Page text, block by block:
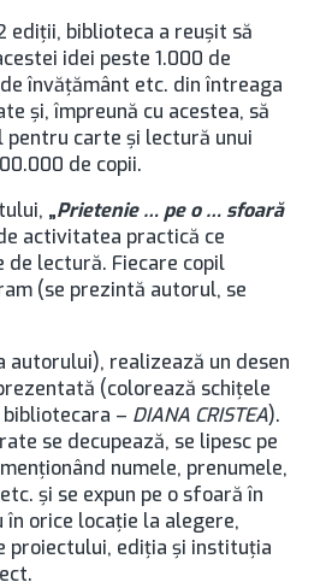
ediții, biblioteca a reușit să
idei peste 1.000 de
învăţământ etc. din întreaga
și, împreună cu acestea, să
carte și lectură unui
de copii.
„Prietenie … pe o … sfoară
activitatea practică ce
lectură. Fiecare copil
(se prezintă autorul, se
realizează un desen
(colorează schiţele
– DIANA CRISTEA).
se decupează, se lipesc pe
numele, prenumele,
şi se expun pe o sfoară în
în orice locaţie la alegere,
proiectului, ediţia şi instituţia